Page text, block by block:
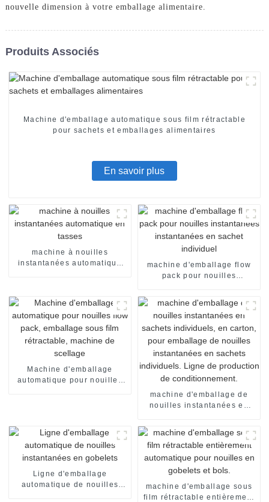
nouvelle dimension à votre emballage alimentaire.
Produits Associés
Machine d'emballage automatique sous film rétractable
pour sachets et emballages alimentaires
En savoir plus
machine à nouilles
instantanées automatique
machine d'emballage flow
pack pour nouilles
Machine d'emballage
automatique pour nouilles
machine d'emballage de
nouilles instantanées en
carton, pour emballage de
nouilles instantanées en
sachets individuels. Ligne
de production de
conditionnement.
Ligne d'emballage
automatique de nouilles
machine d'emballage sous
film rétractable entièrement